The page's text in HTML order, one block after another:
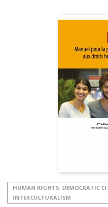
HUMAN RIGHTS, DEMOCRATIC
INTERCULTURALISM